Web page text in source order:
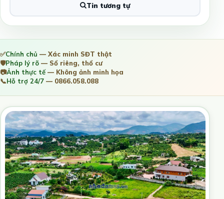
Tin tương tự
✅Chính chủ — Xác minh SĐT thật
🛡️Pháp lý rõ — Sổ riêng, thổ cư
📷Ảnh thực tế— Không ảnh minh họa
📞Hỗ trợ 24/7 — 0866.058.088